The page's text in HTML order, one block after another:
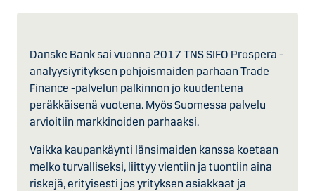
Danske Bank sai vuonna 2017 TNS SIFO Prospera -
analyysiyrityksen pohjoismaiden parhaan Trade
Finance -palvelun palkinnon jo kuudentena
peräkkäisenä vuotena. Myös Suomessa palvelu
arvioitiin markkinoiden parhaaksi.
Vaikka kaupankäynti länsimaiden kanssa koetaan
melko turvalliseksi, liittyy vientiin ja tuontiin aina
riskejä, erityisesti jos yrityksen asiakkaat ja